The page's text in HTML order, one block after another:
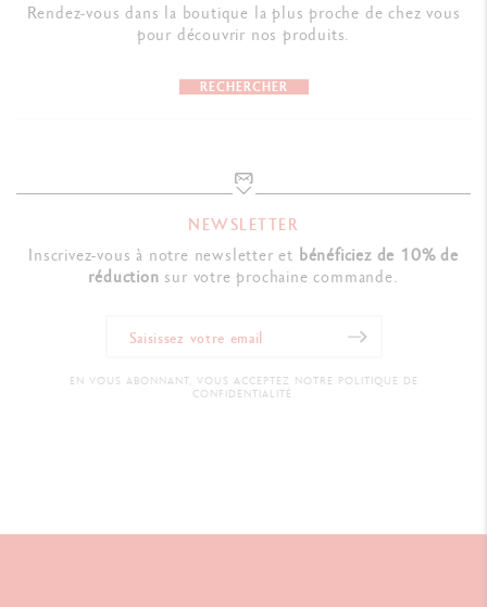
Rendez-vous dans la boutique la plus proche de chez vous
pour découvrir nos produits.
RECHERCHER
NEWSLETTER
Inscrivez-vous à notre newsletter et bénéficiez de 10% de
réduction sur votre prochaine commande.
EN VOUS ABONNANT, VOUS ACCEPTEZ NOTRE POLITIQUE DE
CONFIDENTIALITÉ.